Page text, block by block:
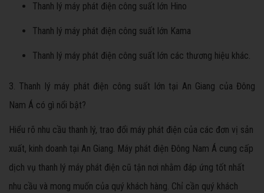
Thanh lý máy phát điện công suất lớn Hino
Thanh lý máy phát điện công suất lớn Kama
Thanh lý máy phát điện công suất lớn các thương hiệu khác.
3. Thanh lý máy phát điện công suất lớn tại An Giang của Đông
Nam Á có gì nổi bật?
Hiểu rõ nhu cầu thanh lý, trao đổi máy phát điện của các đơn vị sản
xuất, kinh doanh tại An Giang. Máy phát điện Đông Nam Á cung cấp
dịch vụ thanh lý máy phát điện cũ tận nơi nhằm đáp ứng tốt nhất
nhu cầu và mong muốn của quý khách hàng. Chỉ cần quý khách